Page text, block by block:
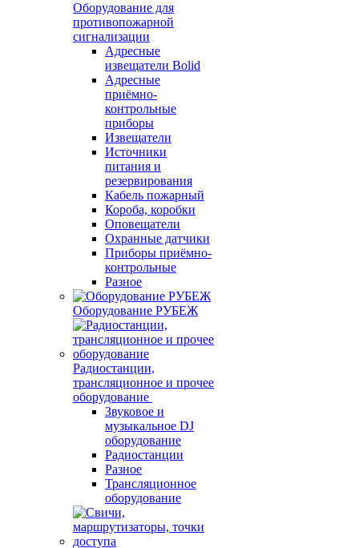
Оборудование для
противопожарной
сигнализации
Адресные
извещатели Bolid
Адресные
приёмно-
контрольные
приборы
Извещатели
Источники
питания и
резервирования
Кабель пожарный
Короба, коробки
Оповещатели
Охранные датчики
Приборы приёмно-
контрольные
Разное
Оборудование РУБЕЖ
Радиостанции,
трансляционное и прочее
оборудование
Звуковое и
музыкальное DJ
оборудование
Радиостанции
Разное
Трансляционное
оборудование